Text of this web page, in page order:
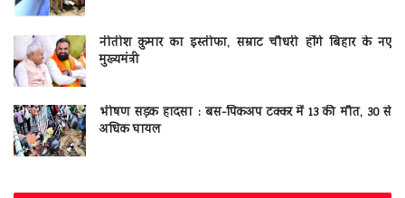
नीतीश कुमार का इस्तीफा, सम्राट चौधरी होंगे बिहार के नए
मुख्यमंत्री
भीषण सड़क हादसा : बस-पिकअप टक्कर में 13 की मौत, 30 से
अधिक घायल